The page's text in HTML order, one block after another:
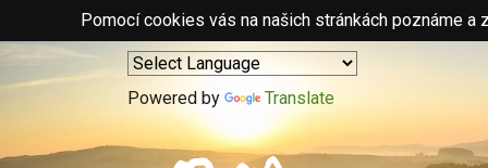
Pomocí cookies vás na našich stránkách poznáme
Powered by Translate